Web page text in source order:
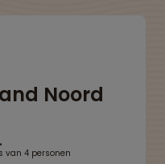
Noord
van 4 personen